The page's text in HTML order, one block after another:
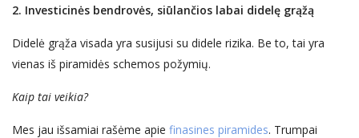
2. Investicinės bendrovės, siūlančios labai didelę grąžą
Didelė grąža visada yra susijusi su didele rizika. Be to, tai yra
vienas iš piramidės schemos požymių.
Kaip tai veikia?
Mes jau išsamiai rašėme apie finasines piramides. Trumpai